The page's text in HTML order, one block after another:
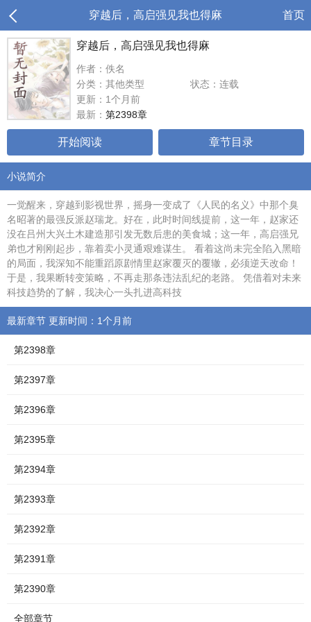
穿越后，高启强见我也得麻 首页
穿越后，高启强见我也得麻
作者：佚名
分类：其他类型
状态：连载
更新：1个月前
最新： 第2398章
开始阅读 章节目录
小说简介
一觉醒来，穿越到影视世界，摇身一变成了《人民的名义》中那个臭
名昭著的最强反派赵瑞龙。好在，此时时间线提前，这一年，赵家还
没在吕州大兴土木建造那引发无数后患的美食城；这一年，高启强兄
弟也才刚刚起步，靠着卖小灵通艰难谋生。 看着这尚未完全陷入黑暗
的局面，我深知不能重蹈原剧情里赵家覆灭的覆辙，必须逆天改命！
于是，我果断转变策略，不再走那条违法乱纪的老路。 凭借着对未来
科技趋势的了解，我决心一头扎进高科技
最新章节 更新时间：1个月前
第2398章
第2397章
第2396章
第2395章
第2394章
第2393章
第2392章
第2391章
第2390章
全部章节